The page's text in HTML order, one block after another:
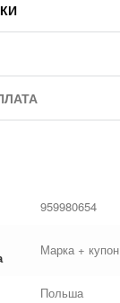
959980654
Марка + купон
Польша